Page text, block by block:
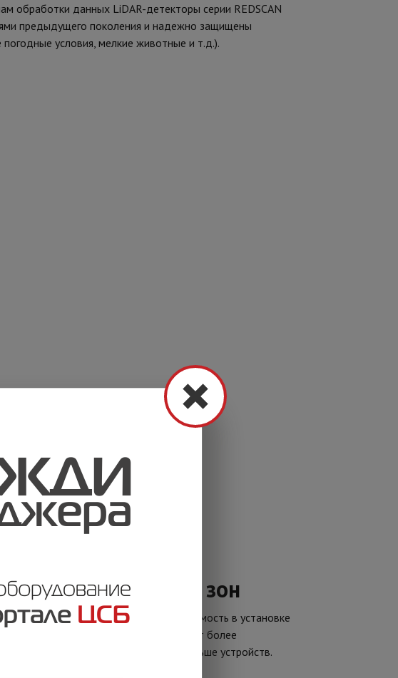
обработки данных LiDAR-детекторы серии REDSCAN
предыдущего поколения и надежно защищены
условия, мелкие животные и т.д.).
без мертвых зон
мертвые зоны, отпадает необходимость в установке
и форма рабочей зоны позволяют более
той же территории потребуется меньше устройств.